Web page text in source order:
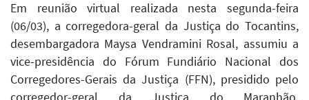
Em reunião virtual realizada nesta segunda-feira
(06/03), a corregedora-geral da Justiça do Tocantins,
desembargadora Maysa Vendramini Rosal, assumiu a
vice-presidência do Fórum Fundiário Nacional dos
Corregedores-Gerais da Justiça (FFN), presidido pelo